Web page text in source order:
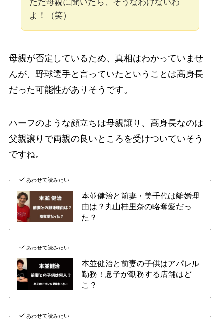
ただ母親に聞いたら、そうなわけないわ
よ！（笑）
母親が否定しているため、真相はわかっていませ
んが、野球選手と言っていたということは高身長
だった可能性がありそうです。
ハーフのような顔立ちは母親譲り、高身長なのは
父親譲りで両親の良いところを受けついていそう
ですね。
あわせて読みたい
本並健治と前妻・美千代は離婚理
由は？丸山桂里奈の略奪愛だっ
た？
あわせて読みたい
本並健治と前妻の子供はアパレル
勤務！息子が勤務する店舗はど
こ？
あわせて読みたい